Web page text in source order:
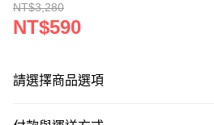
NT$3,280
NT$590
請選擇商品選項